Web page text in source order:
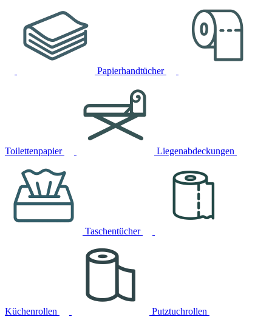
Papierhandtücher
Toilettenpapier Liegenabdeckungen
Taschentücher
Küchenrollen Putztuchrollen